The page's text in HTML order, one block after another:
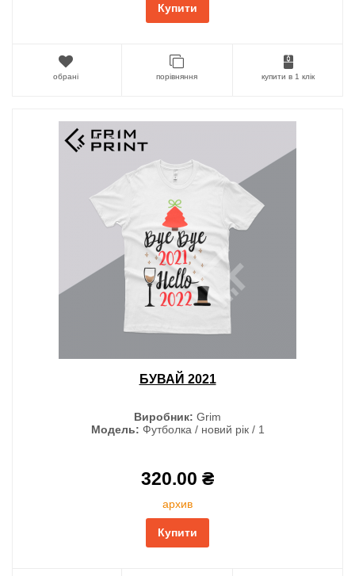
Купити
обрані порівняння купити в 1 клік
БУВАЙ 2021
Виробник: Grim
Модель: Футболка / новий рік / 1
320.00 ₴
архив
Купити